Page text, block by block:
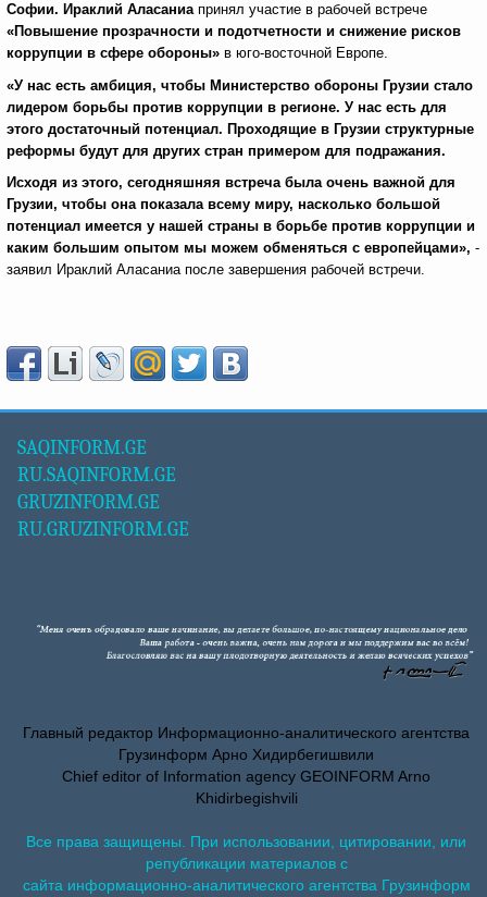
Софии. Ираклий Аласаниа принял участие в рабочей встрече
«Повышение прозрачности и подотчетности и снижение рисков
коррупции в сфере обороны» в юго-восточной Европе.
«У нас есть амбиция, чтобы Министерство обороны Грузии стало
лидером борьбы против коррупции в регионе. У нас есть для
этого достаточный потенциал. Проходящие в Грузии структурные
реформы будут для других стран примером для подражания.
Исходя из этого, сегодняшняя встреча была очень важной для
Грузии, чтобы она показала всему миру, насколько большой
потенциал имеется у нашей страны в борьбе против коррупции и
каким большим опытом мы можем обменяться с европейцами», -
заявил Ираклий Аласаниа после завершения рабочей встречи.
SAQINFORM.GE
RU.SAQINFORM.GE
GRUZINFORM.GE
RU.GRUZINFORM.GE
Главный редактор Информационно-аналитического агентства
Грузинформ Арно Хидирбегишвили
Chief editor of Information agency GEOINFORM Arno
Khidirbegishvili
Все права защищены. При использовании, цитировании, или
републикации материалов с
сайта информационно-аналитического агентства Грузинформ